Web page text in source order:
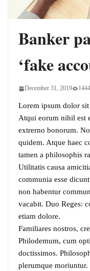
Indo-Pacific
Banker
‘fake
December 31, 2019
Lorem ipsum dolor
Atqui eorum nihil est
extrerno bonorum.
quidem. Atque haec
tamen a philosophis
Utilitatis causa
communia esse
non habentur
vacabit. Duo Reges:
etiam dolore.
Familiares nostros,
Philodemum, cum
doctissimos.
plerumque